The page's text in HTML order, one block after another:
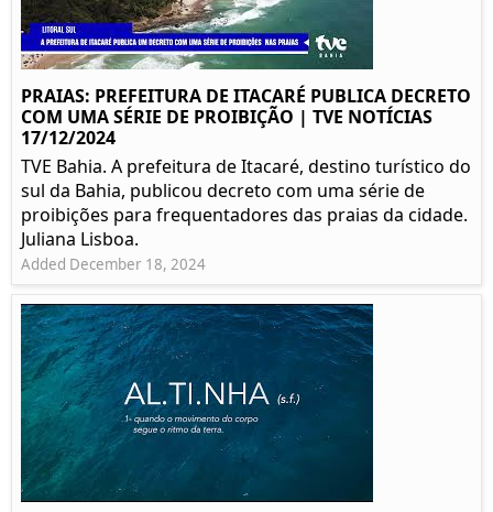
PRAIAS: PREFEITURA DE ITACARÉ PUBLICA DECRETO
COM UMA SÉRIE DE PROIBIÇÃO | TVE NOTÍCIAS
17/12/2024
TVE Bahia. A prefeitura de Itacaré, destino turístico do
sul da Bahia, publicou decreto com uma série de
proibições para frequentadores das praias da cidade.
Juliana Lisboa.
Added December 18, 2024